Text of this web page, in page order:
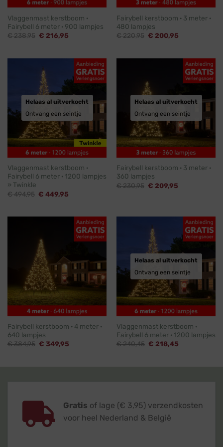
Vlaggenmast kerstboom ·
Fairybell 6 meter · 900 lampjes
€238,95 Oorspronkelijke
€ 216,95Huidige
Fairybell kerstboom · 3 meter ·
480 lampjes
€220,95 Oorspronkelijke
€ 200,95Huidige
Helaas al uitverkocht
Ontvang een seintje
Vlaggenmast kerstboom ·
Fairybell 6 meter · 1200 lampjes
» Twinkle
€494,95 Oorspronkelijke
€ 449,95Huidige
Helaas al uitverkocht
Ontvang een seintje
Fairybell kerstboom · 3 meter ·
360 lampjes
€230,95 Oorspronkelijke
€ 209,95Huidige
Fairybell kerstboom · 4 meter ·
640 lampjes
€384,95 Oorspronkelijke
€ 349,95Huidige
Helaas al uitverkocht
Ontvang een seintje
Vlaggenmast kerstboom ·
Fairybell 6 meter · 1200 lampjes
€240,45 Oorspronkelijke
€ 218,45Huidige
Gratis of lage (€ 3,95) verzendkosten
voor heel Nederland & België